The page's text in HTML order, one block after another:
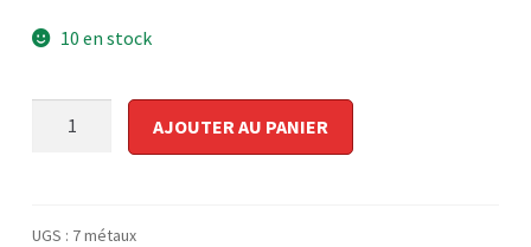
10 en stock
métaux
AJOUTER AU PANIER
UGS : 7 métaux